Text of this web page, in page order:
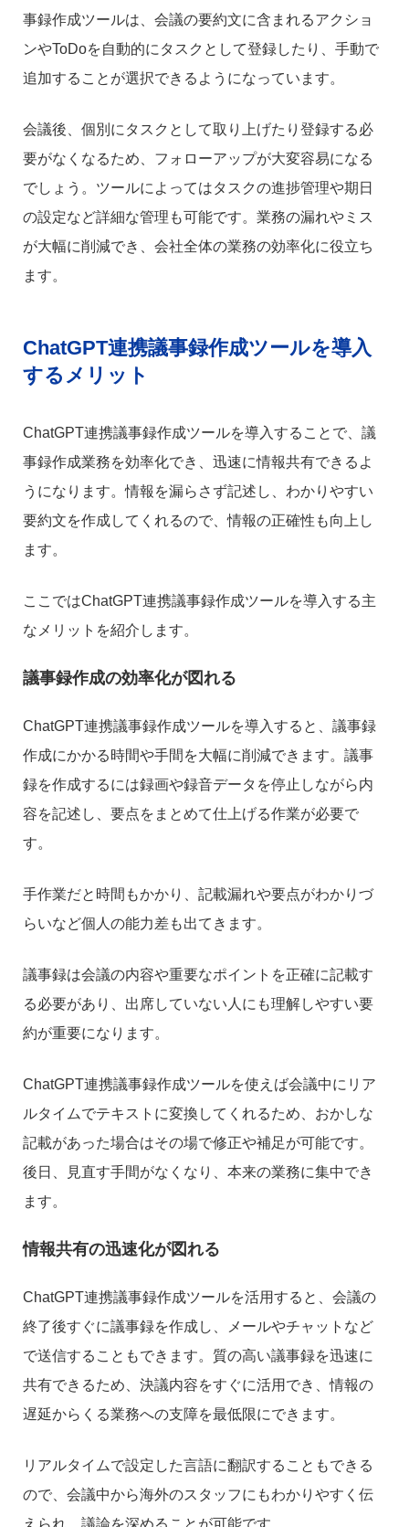
事録作成ツールは、会議の要約文に含まれるアクショ
ンやToDoを自動的にタスクとして登録したり、手動で
追加することが選択できるようになっています。
会議後、個別にタスクとして取り上げたり登録する必
要がなくなるため、フォローアップが大変容易になる
でしょう。ツールによってはタスクの進捗管理や期日
の設定など詳細な管理も可能です。業務の漏れやミス
が大幅に削減でき、会社全体の業務の効率化に役立ち
ます。
ChatGPT連携議事録作成ツールを導入
するメリット
ChatGPT連携議事録作成ツールを導入することで、議
事録作成業務を効率化でき、迅速に情報共有できるよ
うになります。情報を漏らさず記述し、わかりやすい
要約文を作成してくれるので、情報の正確性も向上し
ます。
ここではChatGPT連携議事録作成ツールを導入する主
なメリットを紹介します。
議事録作成の効率化が図れる
ChatGPT連携議事録作成ツールを導入すると、議事録
作成にかかる時間や手間を大幅に削減できます。議事
録を作成するには録画や録音データを停止しながら内
容を記述し、要点をまとめて仕上げる作業が必要で
す。
手作業だと時間もかかり、記載漏れや要点がわかりづ
らいなど個人の能力差も出てきます。
議事録は会議の内容や重要なポイントを正確に記載す
る必要があり、出席していない人にも理解しやすい要
約が重要になります。
ChatGPT連携議事録作成ツールを使えば会議中にリア
ルタイムでテキストに変換してくれるため、おかしな
記載があった場合はその場で修正や補足が可能です。
後日、見直す手間がなくなり、本来の業務に集中でき
ます。
情報共有の迅速化が図れる
ChatGPT連携議事録作成ツールを活用すると、会議の
終了後すぐに議事録を作成し、メールやチャットなど
で送信することもできます。質の高い議事録を迅速に
共有できるため、決議内容をすぐに活用でき、情報の
遅延からくる業務への支障を最低限にできます。
リアルタイムで設定した言語に翻訳することもできる
ので、会議中から海外のスタッフにもわかりやすく伝